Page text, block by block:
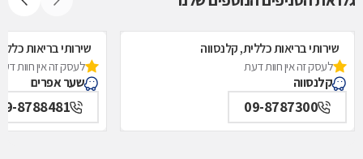
שירותי בריאות כללית, קלנסווה
לעסק זה אין חוות דעת
קלנסווה
09-8787300
שירותי בריאות
לעסק זה אין חוות
שער אפרים
8788481